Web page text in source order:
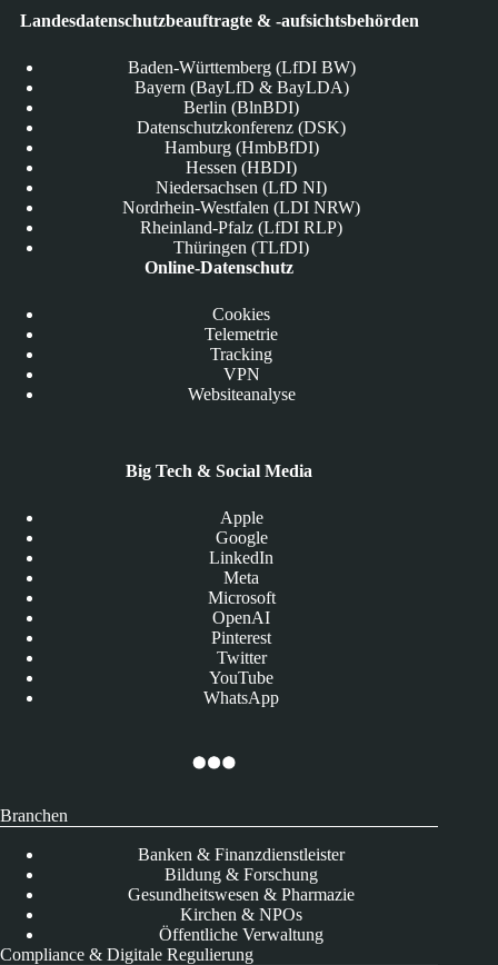
Landesdatenschutzbeauftragte & -aufsichtsbehörden
Baden-Württemberg (LfDI BW)
Bayern (BayLfD & BayLDA)
Berlin (BlnBDI)
Datenschutzkonferenz (DSK)
Hamburg (HmbBfDI)
Hessen (HBDI)
Niedersachsen (LfD NI)
Nordrhein-Westfalen (LDI NRW)
Rheinland-Pfalz (LfDI RLP)
Thüringen (TLfDI)
Online-Datenschutz
Cookies
Telemetrie
Tracking
VPN
Websiteanalyse
Big Tech & Social Media
Apple
Google
LinkedIn
Meta
Microsoft
OpenAI
Pinterest
Twitter
YouTube
WhatsApp
Branchen
Banken & Finanzdienstleister
Bildung & Forschung
Gesundheitswesen & Pharmazie
Kirchen & NPOs
Öffentliche Verwaltung
Compliance & Digitale Regulierung